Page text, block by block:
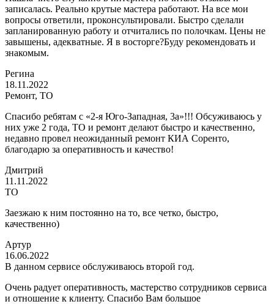
записалась. Реально крутые мастера работают. На все мои
вопросы ответили, проконсультировали. Быстро сделали
запланированную работу и отчитались по полочкам. Цены не
завышены, адекватные. Я в восторге?Буду рекомендовать и
знакомым.
Регина
18.11.2022
Ремонт, ТО
Спасибо ребятам с «2-я Юго-Западная, 3а»!!! Обсуживаюсь у
них уже 2 года, ТО и ремонт делают быстро и качественно,
недавно провел неожиданный ремонт КИА Соренто,
благодарю за оперативность и качество!
Дмитрий
11.11.2022
ТО
Заезжаю к ним постоянно на то, все четко, быстро,
качественно)
Артур
16.06.2022
В данном сервисе обслуживаюсь второй год.
Очень радует оперативность, мастерство сотрудников сервиса
и отношение к клиенту. Спасибо Вам большое